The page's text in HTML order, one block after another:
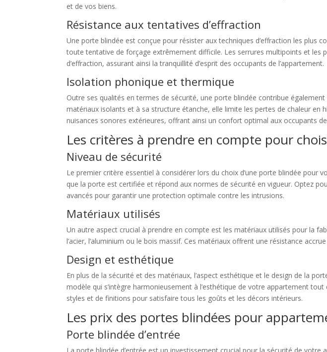
et de vos biens.
Résistance aux tentatives d’effraction
Une porte blindée est conçue pour résister aux techniques d’effraction les plus
toute tentative de forçage extrêmement difficile. Les serrures multipoints et
d’effraction, assurant ainsi la tranquillité d’esprit des occupants de l’appartement.
Isolation phonique et thermique
Outre ses qualités en termes de sécurité, une porte blindée contribue
matériaux isolants et à sa structure étanche, elle limite les pertes de chaleur en
nuisances sonores extérieures, offrant ainsi un confort optimal aux occupants de
Les critères à prendre en compte pour
Niveau de sécurité
Le premier critère essentiel à considérer lors du choix d’une porte blindée pour
que la porte est certifiée et répond aux normes de sécurité en vigueur. Optez
avancés pour garantir une protection optimale contre les intrusions.
Matériaux utilisés
Un autre aspect crucial à prendre en compte est les matériaux utilisés pour la
l’acier, l’aluminium ou le bois massif. Ces matériaux offrent une résistance
Design et esthétique
En plus de la sécurité et des matériaux, l’aspect esthétique et le design de la
modèle qui s’intègre harmonieusement à l’esthétique de votre appartement
styles et de finitions pour satisfaire tous les goûts et les décors intérieurs.
Les prix des portes blindées pour
Porte blindée d’entrée